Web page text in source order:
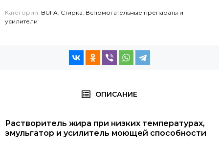
Категории: BUFA, Стирка, Вспомогательные препараты и
усилители
ОПИСАНИЕ
Растворитель жира при низких температурах,
эмульгатор и усилитель моющей способности